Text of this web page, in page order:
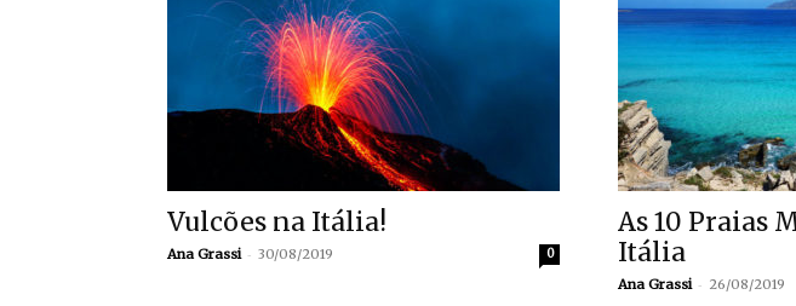
Vulcões na Itália!
Ana Grassi - 30/08/2019 0
As 10 Praias
Itália
Ana Grassi - 26/08/2019